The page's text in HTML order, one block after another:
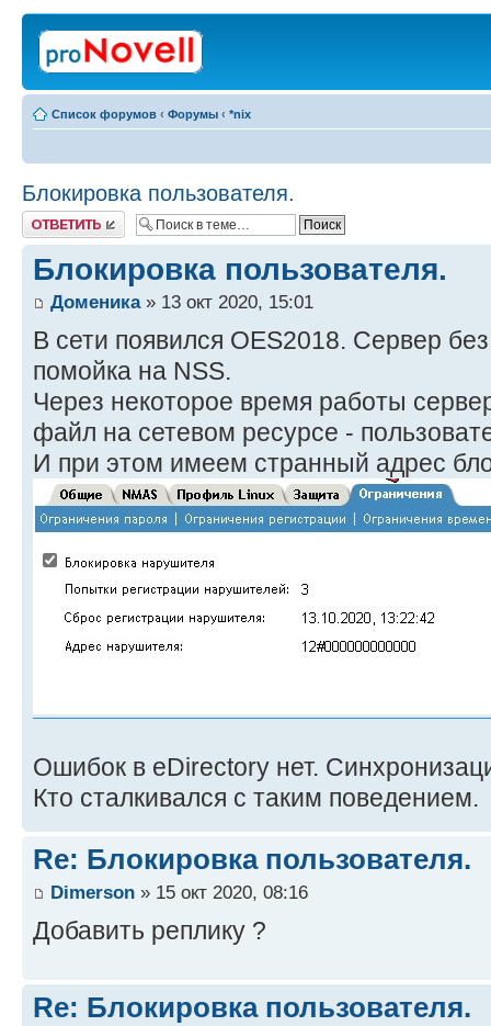
Список форумов ‹ Форумы ‹ *nix
Блокировка пользователя.
Ответить
Блокировка пользователя.
Доменика» 13 окт 2020, 15:01
В сети появился OES2018. Сервер
помойка на NSS.
Через некоторое время работы
файл на сетевом ресурсе -
И при этом имеем странный адрес
Ошибок в eDirectory нет.
Кто сталкивался с таким поведением.
Re: Блокировка пользователя.
Dimerson » 15 окт 2020, 08:16
Добавить реплику ?
Re: Блокировка пользователя.